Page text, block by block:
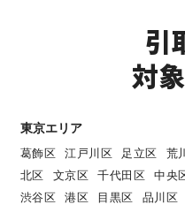
引
対
東京エリア
葛飾区
江戸川区 足立区 荒
北区
文京区 千代田区 中央
渋谷区
港区 目黒区 品川区